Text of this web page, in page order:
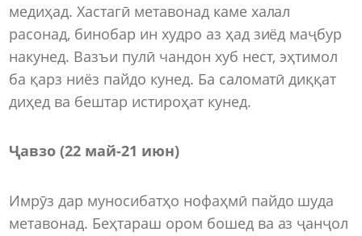
медиҳад. Хастагӣ метавонад каме халал
расонад, бинобар ин худро аз ҳад зиёд маҷбур
накунед. Вазъи пулӣ чандон хуб нест, эҳтимол
ба қарз ниёз пайдо кунед. Ба саломатӣ диққат
диҳед ва бештар истироҳат кунед.
Ҷавзо (22 май-21 июн)
Имрӯз дар муносибатҳо нофаҳмӣ пайдо шуда
метавонад. Беҳтараш ором бошед ва аз ҷанҷол